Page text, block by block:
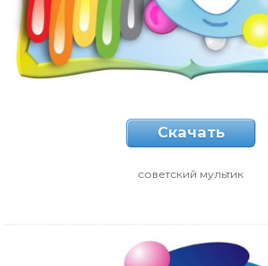
Скачать
советский мультик